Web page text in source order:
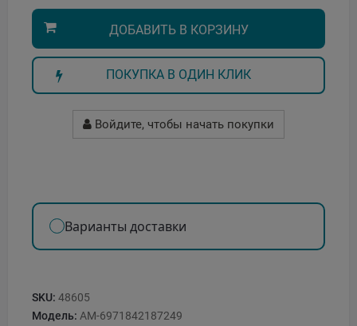
ДОБАВИТЬ В КОРЗИНУ
ПОКУПКА В ОДИН КЛИК
Войдите, чтобы начать покупки
Варианты доставки
SKU: 48605
Модель: AM-6971842187249